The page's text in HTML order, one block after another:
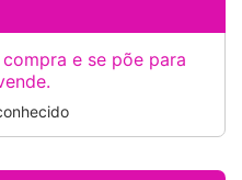
e se põe para